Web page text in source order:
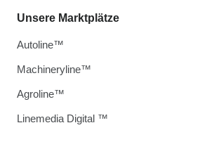
Unsere Marktplätze
Autoline™
Machineryline™
Agroline™
Linemedia Digital ™